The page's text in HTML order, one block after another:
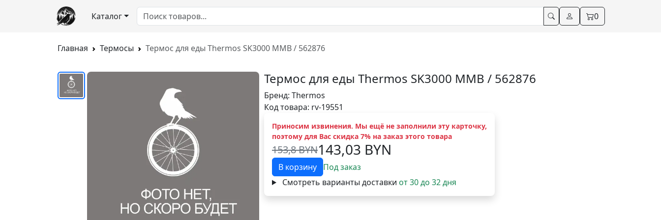
Каталог 0
Главная Термосы Термос для еды Thermos SK3000 MMB / 562876
Термос для еды Thermos SK3000 MMB / 562876
Бренд: Thermos
Код товара: rv-19551
Приносим извинения. Мы ещё не заполнили эту карточку,
поэтому для Вас скидка 7% на заказ этого товара
153,8 BYN143,03 BYN
В корзину
Под заказ
Смотреть варианты доставки от 30 до 32 дня